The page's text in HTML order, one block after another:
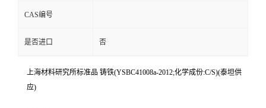
CAS编号
是否进口 否
上海材料研究所标准品 铸铁(YSBC41008a-2012;化学成份:C/S)(泰坦供
应)